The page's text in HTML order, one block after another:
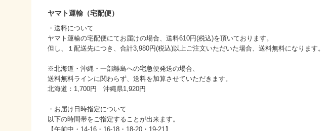
ヤマト運輸（宅配便）
・送料について
ヤマト運輸の宅配便にてお届けの場合、送料610円(税込)を頂いております。
但し、１配送先につき、合計3,980円(税込)以上ご注文いただいた場合、送料無料になります。
※北海道・沖縄・一部離島への宅急便発送の場合、
送料無料ラインに関わらず、送料を加算させていただきます。
北海道：1,700円 沖縄県1,920円
・お届け日時指定について
以下の時間帯をご指定することが出来ます。